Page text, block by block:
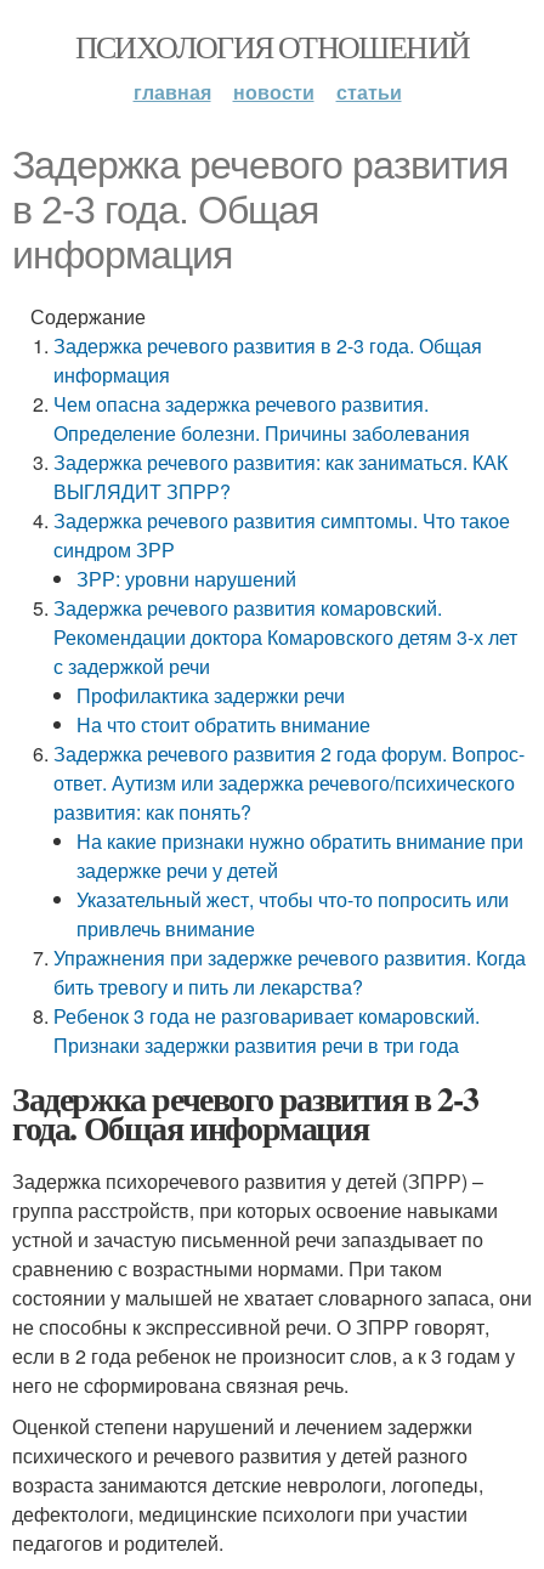
ПСИХОЛОГИЯ ОТНОШЕНИЙ
главная новости статьи
Задержка речевого развития
в 2-3 года. Общая
информация
Содержание
Задержка речевого развития в 2-3 года. Общая
информация
Чем опасна задержка речевого развития.
Определение болезни. Причины заболевания
Задержка речевого развития: как заниматься. КАК
ВЫГЛЯДИТ ЗПРР?
Задержка речевого развития симптомы. Что такое
синдром ЗРР
ЗРР: уровни нарушений
Задержка речевого развития комаровский.
Рекомендации доктора Комаровского детям 3-х лет
с задержкой речи
Профилактика задержки речи
На что стоит обратить внимание
Задержка речевого развития 2 года форум. Вопрос-
ответ. Аутизм или задержка речевого/психического
развития: как понять?
На какие признаки нужно обратить внимание при
задержке речи у детей
Указательный жест, чтобы что-то попросить или
привлечь внимание
Упражнения при задержке речевого развития. Когда
бить тревогу и пить ли лекарства?
Ребенок 3 года не разговаривает комаровский.
Признаки задержки развития речи в три года
Задержка речевого развития в 2-3
года. Общая информация
Задержка психоречевого развития у детей (ЗПРР) –
группа расстройств, при которых освоение навыками
устной и зачастую письменной речи запаздывает по
сравнению с возрастными нормами. При таком
состоянии у малышей не хватает словарного запаса, они
не способны к экспрессивной речи. О ЗПРР говорят,
если в 2 года ребенок не произносит слов, а к 3 годам у
него не сформирована связная речь.
Оценкой степени нарушений и лечением задержки
психического и речевого развития у детей разного
возраста занимаются детские неврологи, логопеды,
дефектологи, медицинские психологи при участии
педагогов и родителей.